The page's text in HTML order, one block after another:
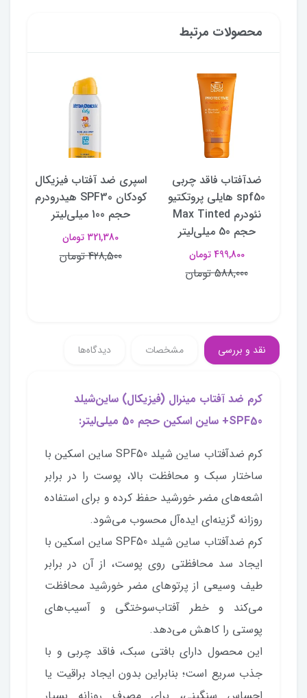
محصولات مرتبط
ضدآفتاب فاقد چربی
spf50 هایلی پروتکتیو
نئودرم Max Tinted
حجم 50 میلی‌لیتر
499,800 تومان
588,000 تومان
اسپری ضد آفتاب فیزیکال
کودکان SPF30 هیدرودرم
حجم 100 میلی‌لیتر
321,380 تومان
428,500 تومان
نقد و بررسی مشخصات دیدگاه‌ها
کرم ضد آفتاب مینرال (فیزیکال) ساین‌شیلد
SPF50+ ساین اسکین حجم 50 میلی‌لیتر:
کرم ضدآفتاب ساین شیلد SPF50 ساین اسکین با
ساختار سبک و محافظت بالا، پوست را در برابر
اشعه‌های مضر خورشید حفظ کرده و برای استفاده
روزانه گزینه‌ای ایده‌آل محسوب می‌شود.
کرم ضدآفتاب ساین شیلد SPF50 ساین اسکین با
ایجاد سد محافظتی روی پوست، از آن در برابر
طیف وسیعی از پرتوهای مضر خورشید محافظت
می‌کند و خطر آفتاب‌سوختگی و آسیب‌های
پوستی را کاهش می‌دهد.
این محصول دارای بافتی سبک، فاقد چربی و با
جذب سریع است؛ بنابراین بدون ایجاد براقیت یا